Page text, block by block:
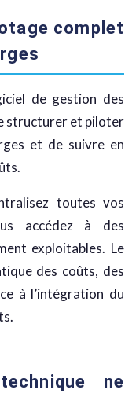
complet
de gestion des
structurer et piloter
et de suivre en
toutes vos
accédez à des
exploitables. Le
des coûts, des
à l’intégration du
ne